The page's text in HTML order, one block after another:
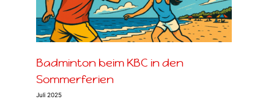
Badminton beim KBC in den
Sommerferien
Juli 2025